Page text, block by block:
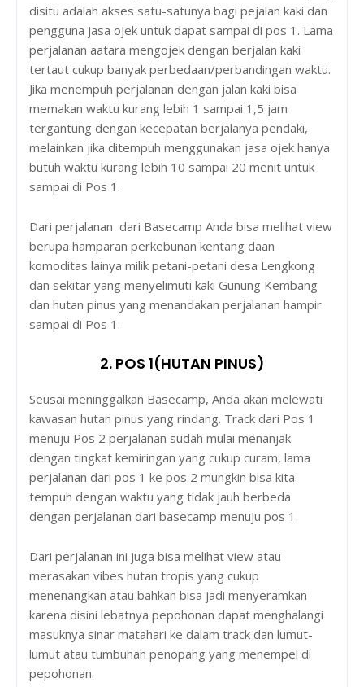
disitu adalah akses satu-satunya bagi pejalan kaki dan
pengguna jasa ojek untuk dapat sampai di pos 1. Lama
perjalanan aatara mengojek dengan berjalan kaki
tertaut cukup banyak perbedaan/perbandingan waktu.
Jika menempuh perjalanan dengan jalan kaki bisa
memakan waktu kurang lebih 1 sampai 1,5 jam
tergantung dengan kecepatan berjalanya pendaki,
melainkan jika ditempuh menggunakan jasa ojek hanya
butuh waktu kurang lebih 10 sampai 20 menit untuk
sampai di Pos 1.
Dari perjalanan dari Basecamp Anda bisa melihat view
berupa hamparan perkebunan kentang daan
komoditas lainya milik petani-petani desa Lengkong
dan sekitar yang menyelimuti kaki Gunung Kembang
dan hutan pinus yang menandakan perjalanan hampir
sampai di Pos 1.
2. POS 1(HUTAN PINUS)
Seusai meninggalkan Basecamp, Anda akan melewati
kawasan hutan pinus yang rindang. Track dari Pos 1
menuju Pos 2 perjalanan sudah mulai menanjak
dengan tingkat kemiringan yang cukup curam, lama
perjalanan dari pos 1 ke pos 2 mungkin bisa kita
tempuh dengan waktu yang tidak jauh berbeda
dengan perjalanan dari basecamp menuju pos 1.
Dari perjalanan ini juga bisa melihat view atau
merasakan vibes hutan tropis yang cukup
menenangkan atau bahkan bisa jadi menyeramkan
karena disini lebatnya pepohonan dapat menghalangi
masuknya sinar matahari ke dalam track dan lumut-
lumut atau tumbuhan penopang yang menempel di
pepohonan.